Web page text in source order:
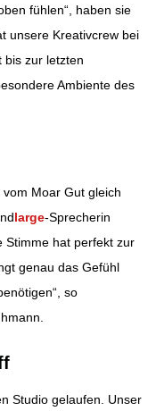
fühlen“, haben sie
unsere Kreativcrew bei
bis zur letzten
Ambiente des
Moar Gut gleich
large-Sprecherin
Stimme hat perfekt zur
genau das Gefühl
so
Studio gelaufen. Unser